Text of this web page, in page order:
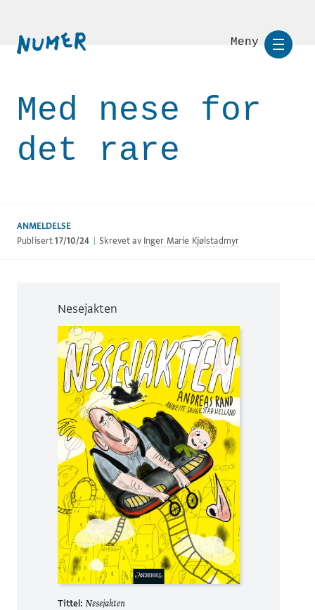
Meny
Med nese for
det rare
ANMELDELSE
Publisert17/10/24 Skrevet av Inger Marie Kjølstadmyr
Nesejakten
Tittel: Nesejakten